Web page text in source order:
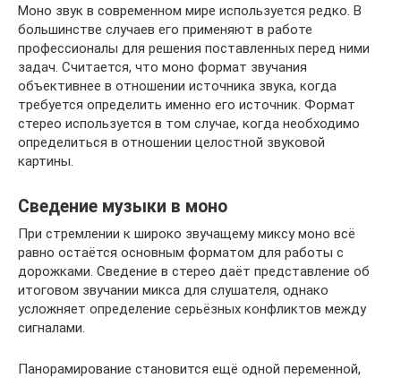
Моно звук в современном мире используется редко. В
большинстве случаев его применяют в работе
профессионалы для решения поставленных перед ними
задач. Считается, что моно формат звучания
объективнее в отношении источника звука, когда
требуется определить именно его источник. Формат
стерео используется в том случае, когда необходимо
определиться в отношении целостной звуковой
картины.
Сведение музыки в моно
При стремлении к широко звучащему миксу моно всё
равно остаётся основным форматом для работы с
дорожками. Сведение в стерео даёт представление об
итоговом звучании микса для слушателя, однако
усложняет определение серьёзных конфликтов между
сигналами.
Панорамирование становится ещё одной переменной,